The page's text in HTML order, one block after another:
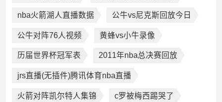
nba火箭湖人直播数据 公牛vs尼克斯回放今日
公牛对阵76人视频 黄蜂vs小牛录像
历届世界杯冠军表 2011年nba总决赛回放
jrs直播(无插件)腾讯体育nba直播
火箭对阵凯尔特人集锦 c罗被梅西踢哭了